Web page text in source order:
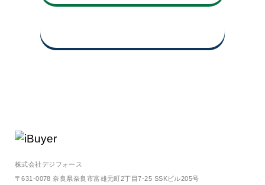
株式会社デジフォース
〒631-0078 奈良県奈良市富雄元町2丁目7-25 SSKビル205号